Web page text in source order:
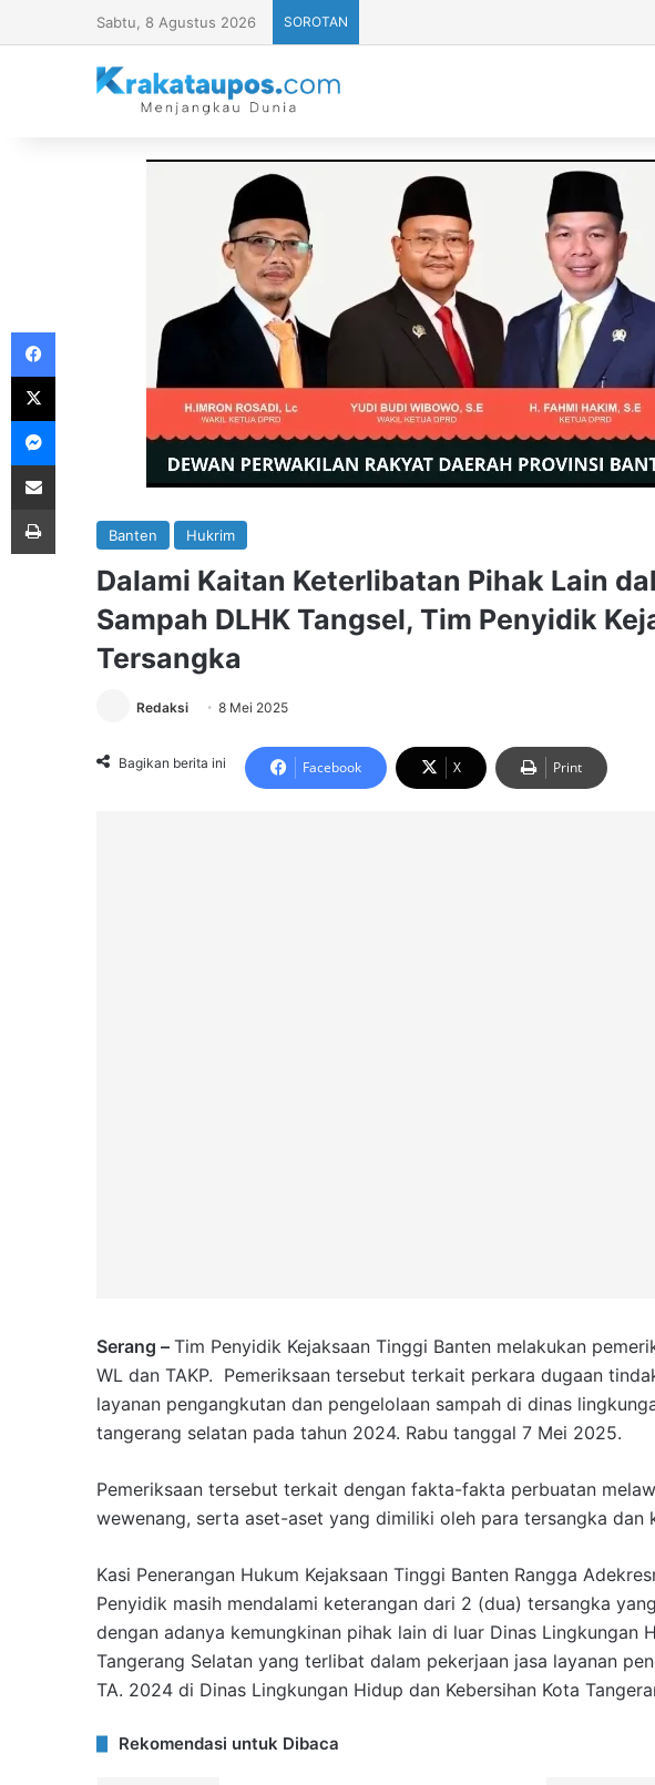
Sabtu, 8 Agustus 2026 SOROTAN
Banten Hukrim
Dalami Kaitan Keterlibatan Pihak Lain
Sampah DLHK Tangsel, Tim Penyidik
Tersangka
Redaksi 8 Mei 2025
Bagikan berita ini Facebook X Print
Serang – Tim Penyidik Kejaksaan Tinggi Banten melakukan
WL dan TAKP. Pemeriksaan tersebut terkait perkara dugaan
layanan pengangkutan dan pengelolaan sampah di dinas
tangerang selatan pada tahun 2024. Rabu tanggal 7 Mei 2025.
Pemeriksaan tersebut terkait dengan fakta-fakta perbuatan
wewenang, serta aset-aset yang dimiliki oleh para tersangka dan
Kasi Penerangan Hukum Kejaksaan Tinggi Banten Rangga
Penyidik masih mendalami keterangan dari 2 (dua) tersangka
dengan adanya kemungkinan pihak lain di luar Dinas Lingkungan
Tangerang Selatan yang terlibat dalam pekerjaan jasa layanan
TA. 2024 di Dinas Lingkungan Hidup dan Kebersihan Kota
Rekomendasi untuk Dibaca